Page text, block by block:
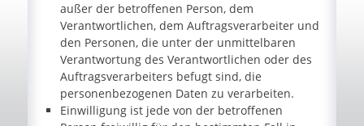
außer der betroffenen Person, dem
Verantwortlichen, dem Auftragsverarbeiter und
den Personen, die unter der unmittelbaren
Verantwortung des Verantwortlichen oder des
Auftragsverarbeiters befugt sind, die
personenbezogenen Daten zu verarbeiten.
Einwilligung ist jede von der betroffenen